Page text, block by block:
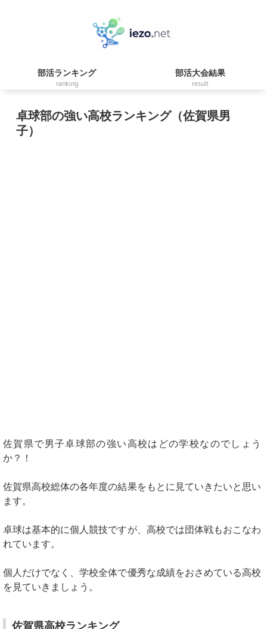
部活ランキング
ranking
部活大会結果
result
卓球部の強い高校ランキング（佐賀県男
子）
佐賀県で男子卓球部の強い高校はどの学校なのでしょう
か？！
佐賀県高校総体の各年度の結果をもとに見ていきたいと思い
ます。
卓球は基本的に個人競技ですが、高校では団体戦もおこなわ
れています。
個人だけでなく、学校全体で優秀な成績をおさめている高校
を見ていきましょう。
佐賀県高校ランキング